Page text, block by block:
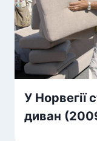
У Норвегії
диван